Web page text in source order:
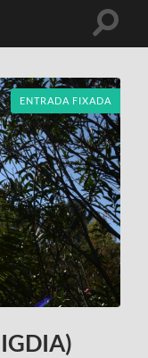
Toggle
ENTRADA FIXADA